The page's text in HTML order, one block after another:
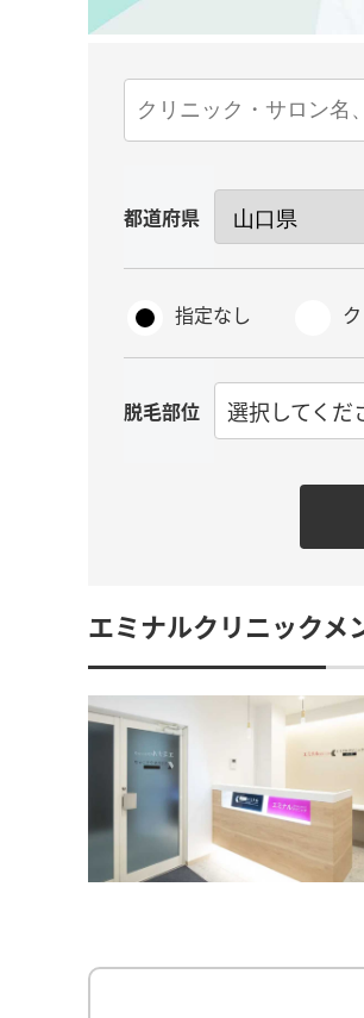
都道府県
指定なし
脱毛部位 選択してくだ
エミナルクリニックメ